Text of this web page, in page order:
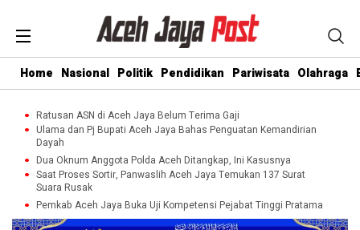
Home Nasional Politik Pendidikan Pariwisata Olahraga
Ratusan ASN di Aceh Jaya Belum Terima Gaji
Ulama dan Pj Bupati Aceh Jaya Bahas Penguatan Kemandirian
Dayah
Dua Oknum Anggota Polda Aceh Ditangkap, Ini Kasusnya
Saat Proses Sortir, Panwaslih Aceh Jaya Temukan 137 Surat
Suara Rusak
Pemkab Aceh Jaya Buka Uji Kompetensi Pejabat Tinggi Pratama